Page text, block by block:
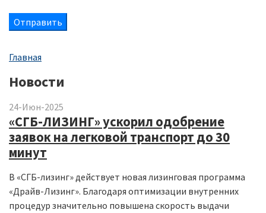
Строка
Главная
Новости
24-Июн-2025
«СГБ-ЛИЗИНГ» ускорил одобрение
заявок на легковой транспорт до 30
минут
В «СГБ-лизинг» действует новая лизинговая программа
«Драйв-Лизинг». Благодаря оптимизации внутренних
процедур значительно повышена скорость выдачи